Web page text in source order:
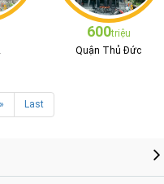
600triệu
Quận Thủ Đức
» Last